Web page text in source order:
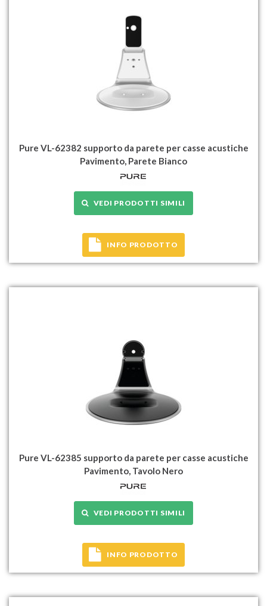
Pure VL-62382 supporto da parete per casse acustiche
Pavimento, Parete Bianco
VEDI PRODOTTI SIMILI
INFO PRODOTTO
Pure VL-62385 supporto da parete per casse acustiche
Pavimento, Tavolo Nero
VEDI PRODOTTI SIMILI
INFO PRODOTTO